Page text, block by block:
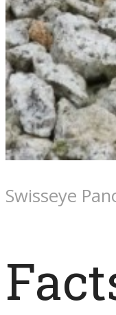
Swisseye